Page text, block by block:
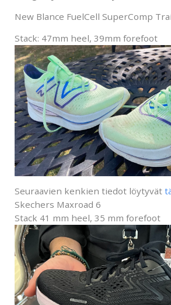
New Blance FuelCell SuperComp
Stack: 47mm heel, 39mm forefoot
Seuraavien kenkien tiedot löytyvät
Skechers Maxroad 6
Stack 41 mm heel, 35 mm forefoot